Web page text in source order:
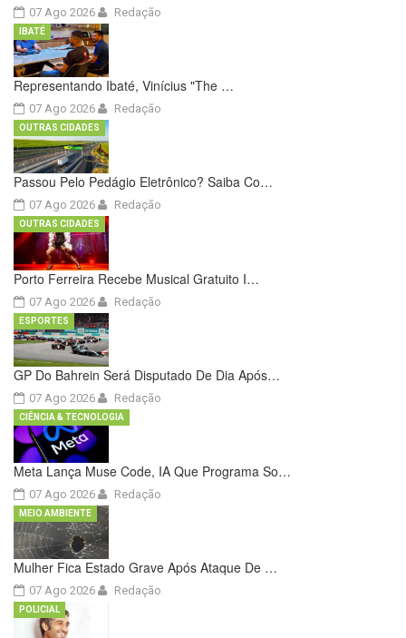
07 Ago 2026 Redação
Representando Ibaté, Vinícius "The …
07 Ago 2026
IBATÉ
Redação
Passou Pelo Pedágio Eletrônico? Saiba Co…
07 Ago 2026
OUTRAS CIDADES
Redação
Porto Ferreira Recebe Musical Gratuito I…
07 Ago 2026
OUTRAS CIDADES
Redação
GP Do Bahrein Será Disputado De Dia Após…
07 Ago 2026
ESPORTES
Redação
Meta Lança Muse Code, IA Que Programa So…
07 Ago 2026
CIÊNCIA & TECNOLOGIA
Redação
Mulher Fica Estado Grave Após Ataque De …
07 Ago 2026
MEIO AMBIENTE
Redação
POLICIAL